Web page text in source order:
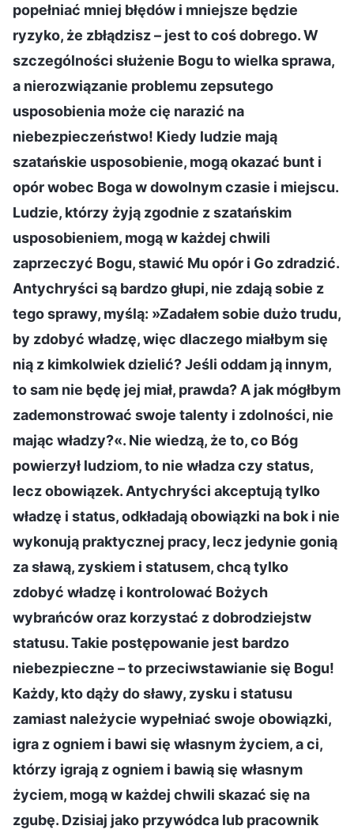
popełniać mniej błędów i mniejsze będzie
ryzyko, że zbłądzisz – jest to coś dobrego. W
szczególności służenie Bogu to wielka sprawa,
a nierozwiązanie problemu zepsutego
usposobienia może cię narazić na
niebezpieczeństwo! Kiedy ludzie mają
szatańskie usposobienie, mogą okazać bunt i
opór wobec Boga w dowolnym czasie i miejscu.
Ludzie, którzy żyją zgodnie z szatańskim
usposobieniem, mogą w każdej chwili
zaprzeczyć Bogu, stawić Mu opór i Go zdradzić.
Antychryści są bardzo głupi, nie zdają sobie z
tego sprawy, myślą: »Zadałem sobie dużo trudu,
by zdobyć władzę, więc dlaczego miałbym się
nią z kimkolwiek dzielić? Jeśli oddam ją innym,
to sam nie będę jej miał, prawda? A jak mógłbym
zademonstrować swoje talenty i zdolności, nie
mając władzy?«. Nie wiedzą, że to, co Bóg
powierzył ludziom, to nie władza czy status,
lecz obowiązek. Antychryści akceptują tylko
władzę i status, odkładają obowiązki na bok i nie
wykonują praktycznej pracy, lecz jedynie gonią
za sławą, zyskiem i statusem, chcą tylko
zdobyć władzę i kontrolować Bożych
wybrańców oraz korzystać z dobrodziejstw
statusu. Takie postępowanie jest bardzo
niebezpieczne – to przeciwstawianie się Bogu!
Każdy, kto dąży do sławy, zysku i statusu
zamiast należycie wypełniać swoje obowiązki,
igra z ogniem i bawi się własnym życiem, a ci,
którzy igrają z ogniem i bawią się własnym
życiem, mogą w każdej chwili skazać się na
zgubę. Dzisiaj jako przywódca lub pracownik